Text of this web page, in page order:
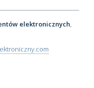
elektronicznych